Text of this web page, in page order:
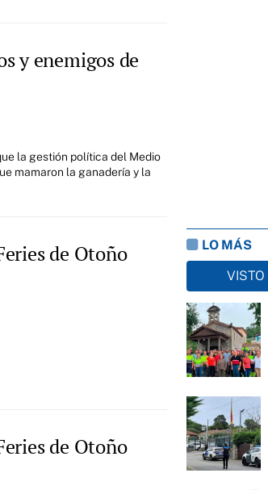
y enemigos de
la gestión política del Medio
mamaron la ganadería y la
de Otoño
de Otoño
LO MÁS
VISTO